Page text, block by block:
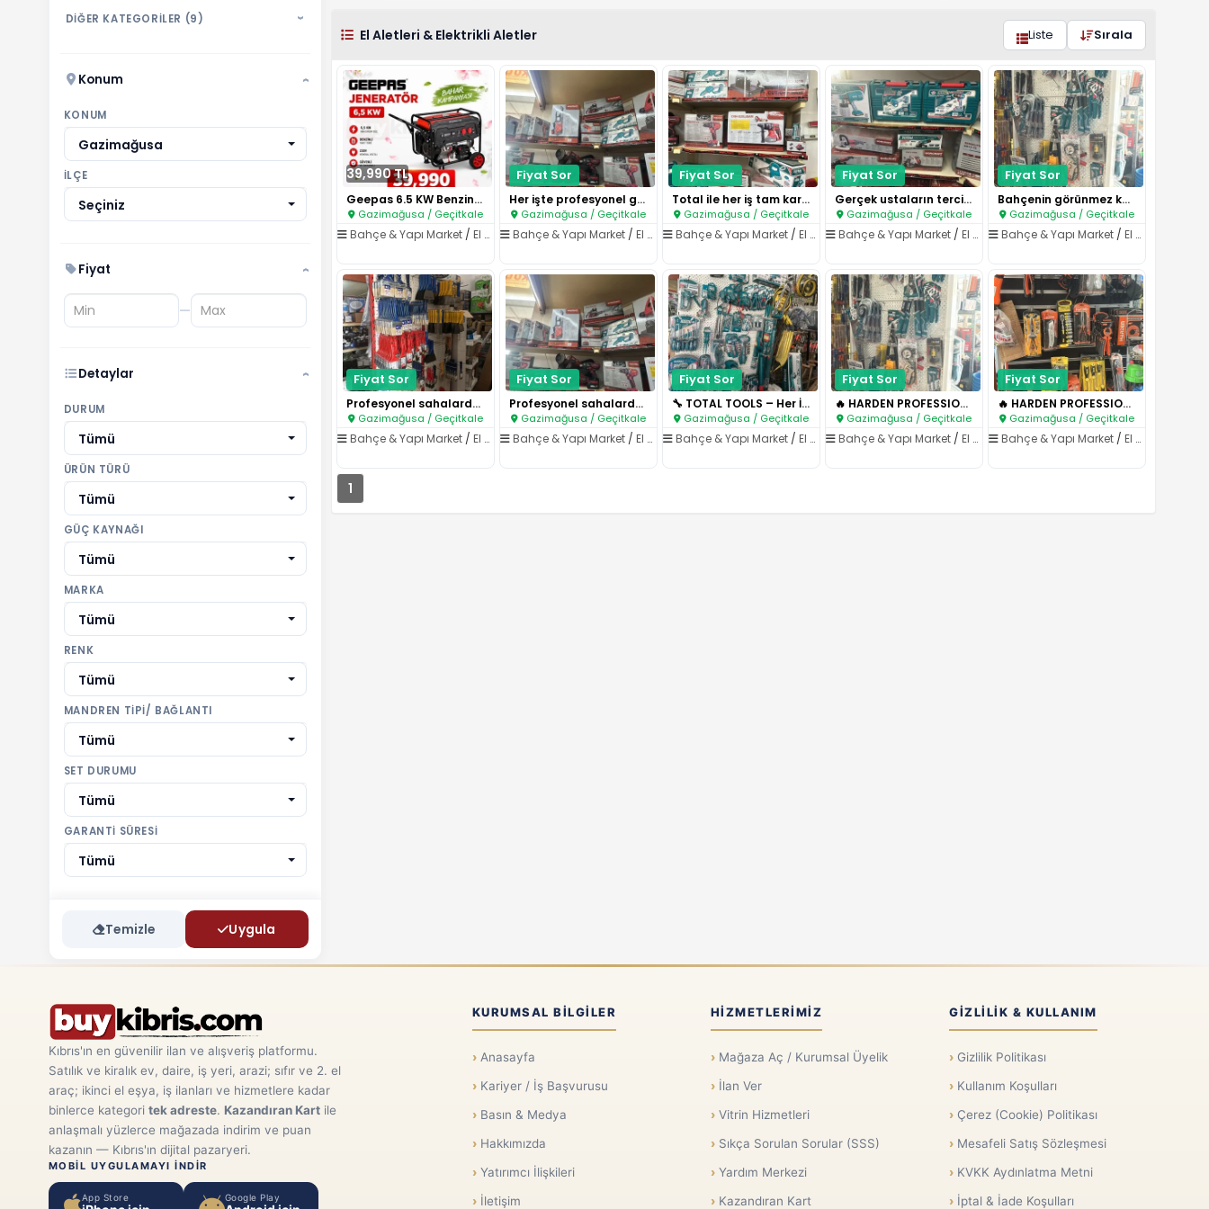
DİĞER KATEGORİLER (9) ›
Konum ›
KONUM
Gazimağusa
İLÇE
Seçiniz
Fiyat ›
—
Detaylar ›
DURUM
Tümü
ÜRÜN TÜRÜ
Tümü
GÜÇ KAYNAĞI
Tümü
MARKA
Tümü
RENK
Tümü
MANDREN TIPI/ BAĞLANTI
Tümü
SET DURUMU
Tümü
GARANTI SÜRESI
Tümü
Temizle Uygula
El Aletleri & Elektrikli Aletler Liste Sırala
39,990 TL
Geepas 6.5 KW Benzinli Jenerat..
Gazimağusa / Geçitkale
Bahçe & Yapı Market/ El Aletleri & Elektrikli Aletler
Fiyat Sor
Her işte profesyonel güç, Worc..
Gazimağusa / Geçitkale
Bahçe & Yapı Market/ El Aletleri & Elektrikli Aletler
Fiyat Sor
Total ile her iş tam kararında..
Gazimağusa / Geçitkale
Bahçe & Yapı Market / El Aletleri & Elektrikli Aletler
Fiyat Sor
Gerçek ustaların tercihi: HARD..
Gazimağusa / Geçitkale
Bahçe & Yapı Market /El Aletleri & Elektrikli Aletler
Fiyat Sor
Bahçenin görünmez kahramanı bu..
Gazimağusa / Geçitkale
Bahçe & Yapı Market /El Aletleri & Elektrikli Aletler
Fiyat Sor
Profesyonel sahalarda Worcraft..
Gazimağusa / Geçitkale
Bahçe & Yapı Market/ El Aletleri & Elektrikli Aletler
Fiyat Sor
Profesyonel sahalarda Worcraft..
Gazimağusa / Geçitkale
Bahçe & Yapı Market/ El Aletleri & Elektrikli Aletler
Fiyat Sor
🔧 TOTAL TOOLS – Her İşin Tek A..
Gazimağusa / Geçitkale
Bahçe & Yapı Market / El Aletleri & Elektrikli Aletler
Fiyat Sor
🔥 HARDEN PROFESSIONAL – Endüst..
Gazimağusa / Geçitkale
Bahçe & Yapı Market /El Aletleri & Elektrikli Aletler
Fiyat Sor
🔥 HARDEN PROFESSIONAL TOOLS – ..
Gazimağusa / Geçitkale
Bahçe & Yapı Market /El Aletleri & Elektrikli Aletler
1
Kıbrıs'ın en güvenilir ilan ve alışveriş platformu.
Satılık ve kiralık ev, daire, iş yeri, arazi; sıfır ve 2. el
araç; ikinci el eşya, iş ilanları ve hizmetlere kadar
binlerce kategori tek adreste. Kazandıran Kartile
anlaşmalı yüzlerce mağazada indirim ve puan
kazanın — Kıbrıs'ın dijital pazaryeri.
MOBIL UYGULAMAYI INDIR
App Store Google Play
KURUMSAL BILGILER
Anasayfa
Kariyer / İş Başvurusu
Basın & Medya
Hakkımızda
Yatırımcı İlişkileri
İletişim
HIZMETLERIMIZ
Mağaza Aç / Kurumsal Üyelik
İlan Ver
Vitrin Hizmetleri
Sıkça Sorulan Sorular (SSS)
Yardım Merkezi
Kazandıran Kart
GIZLILIK & KULLANIM
Gizlilik Politikası
Kullanım Koşulları
Çerez (Cookie) Politikası
Mesafeli Satış Sözleşmesi
KVKK Aydınlatma Metni
İptal & İade Koşulları